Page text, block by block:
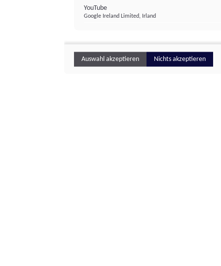
YouTube
Google Ireland Limited, Irland
Auswahl akzeptieren Nichts akzeptieren